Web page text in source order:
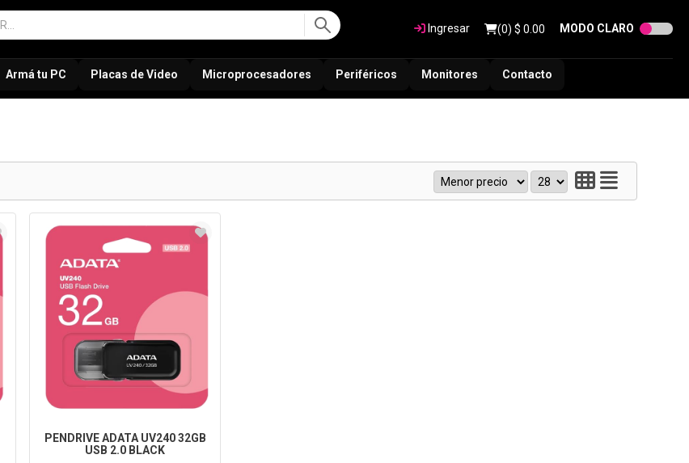
Ingresar (0) $ 0.00 MODO CLARO
Armá tu PC Placas de Video Microprocesadores Periféricos Monitores Contacto
PENDRIVE ADATA UV240 32GB
USB 2.0 BLACK